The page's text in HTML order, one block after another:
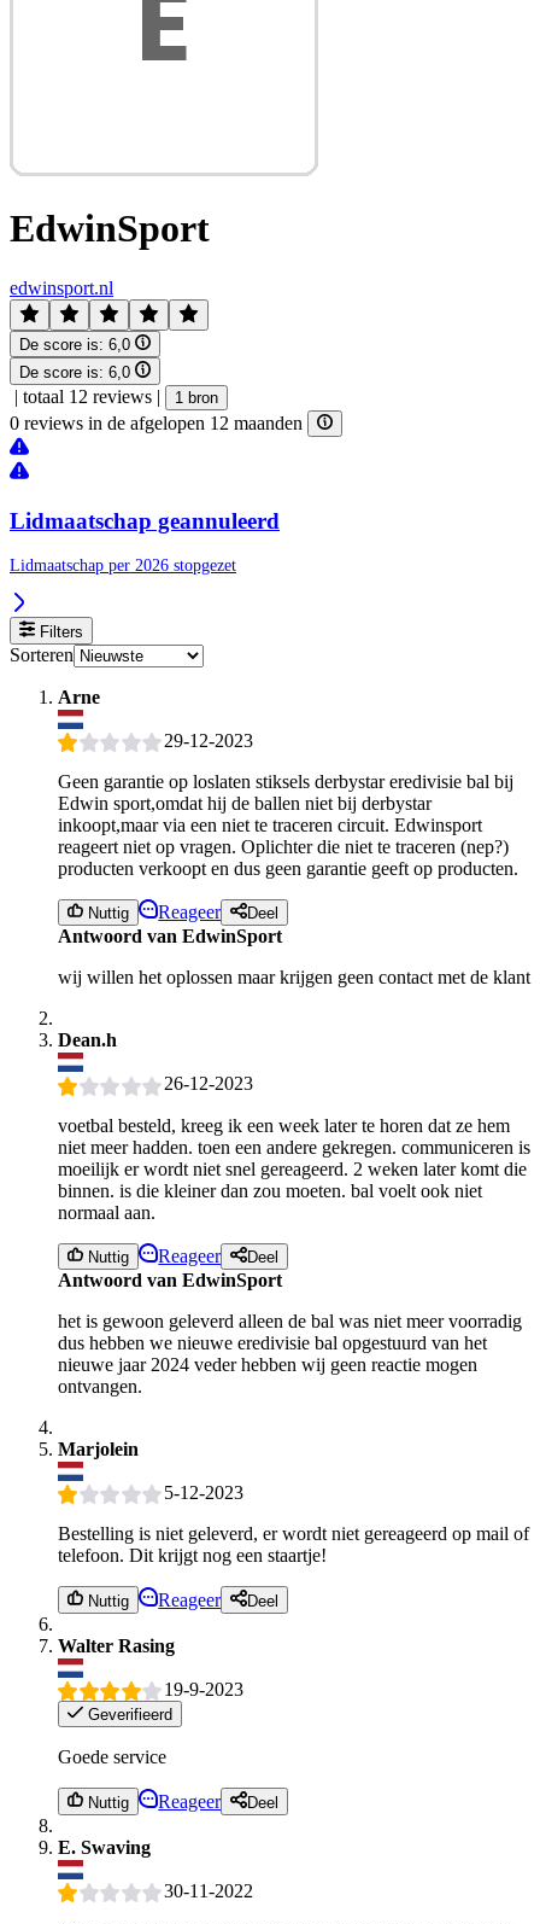
EdwinSport
edwinsport.nl
De score is: 6,0
De score is: 6,0
| totaal 12 reviews | 1 bron
0 reviews in de afgelopen 12 maanden
Lidmaatschap geannuleerd
Lidmaatschap per 2026 stopgezet
Filters
Sorteren
Arne
29-12-2023
Geen garantie op loslaten stiksels derbystar eredivisie bal bij
Edwin sport,omdat hij de ballen niet bij derbystar
inkoopt,maar via een niet te traceren circuit. Edwinsport
reageert niet op vragen. Oplichter die niet te traceren (nep?)
producten verkoopt en dus geen garantie geeft op producten.
Nuttig Reageer Deel
Antwoord van EdwinSport
wij willen het oplossen maar krijgen geen contact met de klant
Dean.h
26-12-2023
voetbal besteld, kreeg ik een week later te horen dat ze hem
niet meer hadden. toen een andere gekregen. communiceren is
moeilijk er wordt niet snel gereageerd. 2 weken later komt die
binnen. is die kleiner dan zou moeten. bal voelt ook niet
normaal aan.
Nuttig Reageer Deel
Antwoord van EdwinSport
het is gewoon geleverd alleen de bal was niet meer voorradig
dus hebben we nieuwe eredivisie bal opgestuurd van het
nieuwe jaar 2024 veder hebben wij geen reactie mogen
ontvangen.
Marjolein
5-12-2023
Bestelling is niet geleverd, er wordt niet gereageerd op mail of
telefoon. Dit krijgt nog een staartje!
Nuttig Reageer Deel
Walter Rasing
19-9-2023
Geverifieerd
Goede service
Nuttig Reageer Deel
E. Swaving
30-11-2022